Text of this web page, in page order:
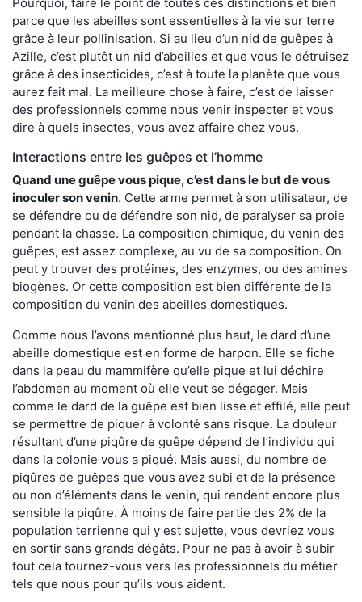
parce que les abeilles sont essentielles à la vie sur terre
grâce à leur pollinisation. Si au lieu d’un nid de guêpes à
Azille, c’est plutôt un nid d’abeilles et que vous le détruisez
grâce à des insecticides, c’est à toute la planète que vous
aurez fait mal. La meilleure chose à faire, c’est de laisser
des professionnels comme nous venir inspecter et vous
dire à quels insectes, vous avez affaire chez vous.
Interactions entre les guêpes et l’homme
Quand une guêpe vous pique, c’est dans le but de vous
inoculer son venin. Cette arme permet à son utilisateur, de
se défendre ou de défendre son nid, de paralyser sa proie
pendant la chasse. La composition chimique, du venin des
guêpes, est assez complexe, au vu de sa composition. On
peut y trouver des protéines, des enzymes, ou des amines
biogènes. Or cette composition est bien différente de la
composition du venin des abeilles domestiques.
Comme nous l’avons mentionné plus haut, le dard d’une
abeille domestique est en forme de harpon. Elle se fiche
dans la peau du mammifère qu’elle pique et lui déchire
l’abdomen au moment où elle veut se dégager. Mais
comme le dard de la guêpe est bien lisse et effilé, elle peut
se permettre de piquer à volonté sans risque. La douleur
résultant d’une piqûre de guêpe dépend de l’individu qui
dans la colonie vous a piqué. Mais aussi, du nombre de
piqûres de guêpes que vous avez subi et de la présence
ou non d’éléments dans le venin, qui rendent encore plus
sensible la piqûre. À moins de faire partie des 2% de la
population terrienne qui y est sujette, vous devriez vous
en sortir sans grands dégâts. Pour ne pas à avoir à subir
tout cela tournez-vous vers les professionnels du métier
tels que nous pour qu’ils vous aident.